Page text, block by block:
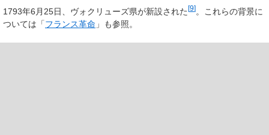
1793年6月25日、ヴォクリューズ県が新設された [9] 。これらの背景に
ついては「フランス革命 」も参照。